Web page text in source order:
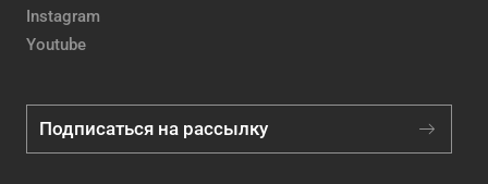
Instagram
Youtube
Подписаться на рассылку